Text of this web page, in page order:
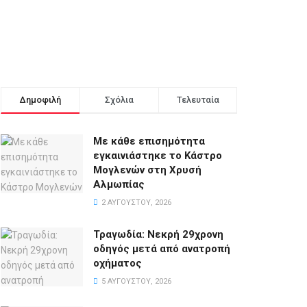
Δημοφιλή Σχόλια Τελευταία
Με κάθε επισημότητα
εγκαινιάστηκε το Κάστρο
Μογλενών στη Χρυσή
Αλμωπίας
2 ΑΥΓΟΎΣΤΟΥ, 2026
Τραγωδία: Νεκρή 29χρονη
οδηγός μετά από ανατροπή
οχήματος
5 ΑΥΓΟΎΣΤΟΥ, 2026